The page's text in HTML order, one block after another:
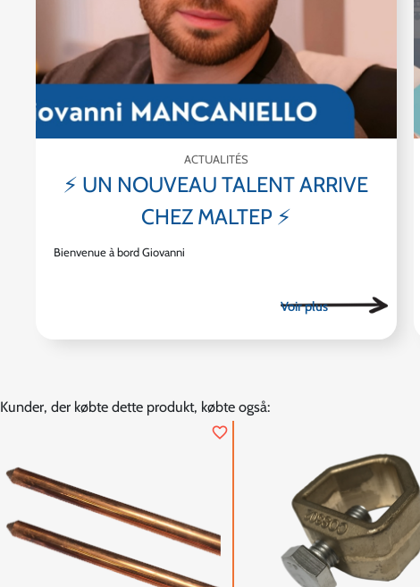
ACTUALITÉS
⚡ UN NOUVEAU TALENT ARRIVE
CHEZ MALTEP ⚡
Bienvenue à bord Giovanni
Kunder, der købte dette produkt, købte også:
favorite_border